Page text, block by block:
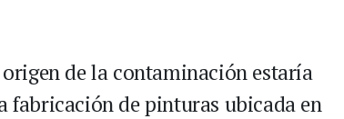
de la contaminación estaría
fabricación de pinturas ubicada en